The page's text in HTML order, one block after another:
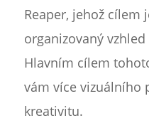
Reaper, jehož cílem
organizovaný
Hlavním cílem
vám více vizuálního
kreativitu.